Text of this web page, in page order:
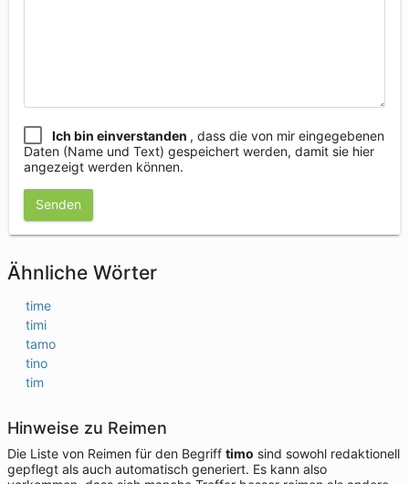
Ich bin einverstanden , dass die von mir eingegebenen
Daten (Name und Text) gespeichert werden, damit sie hier
angezeigt werden können.
Senden
Ähnliche Wörter
time
timi
tamo
tino
tim
Hinweise zu Reimen
Die Liste von Reimen für den Begriff timo sind sowohl redaktionell
gepflegt als auch automatisch generiert. Es kann also